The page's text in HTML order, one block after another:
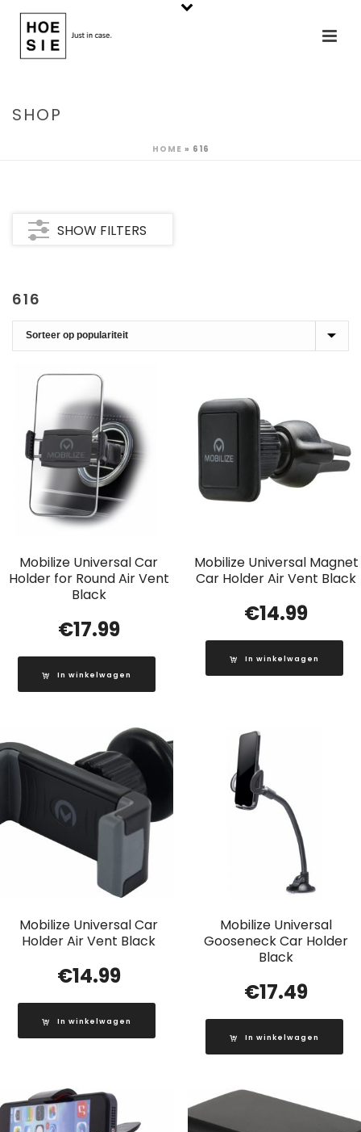
SHOP
HOME » 616
SHOW FILTERS
616
Mobilize Universal Car
Holder for Round Air Vent
Black
€17.99
In winkelwagen
Mobilize Universal Magnet
Car Holder Air Vent Black
€14.99
In winkelwagen
Mobilize Universal Car
Holder Air Vent Black
€14.99
In winkelwagen
Mobilize Universal
Gooseneck Car Holder
Black
€17.49
In winkelwagen